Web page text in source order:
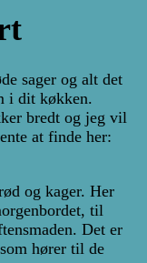
sager og alt det
i dit køkken.
bredt og jeg vil
at finde her:
og kager. Her
til
Det er
hører til de